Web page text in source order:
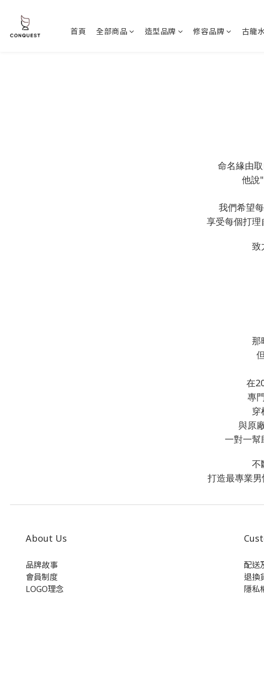
首頁 全部商品 造型品牌 修容品牌 古龍
命名緣由
他說"
我們希望
享受每個打理
致
那
在
專
穿
與原
一對一幫
不
打造最專業
About Us
品牌故事
會員制度
LOGO理念
配送
退換
隱私